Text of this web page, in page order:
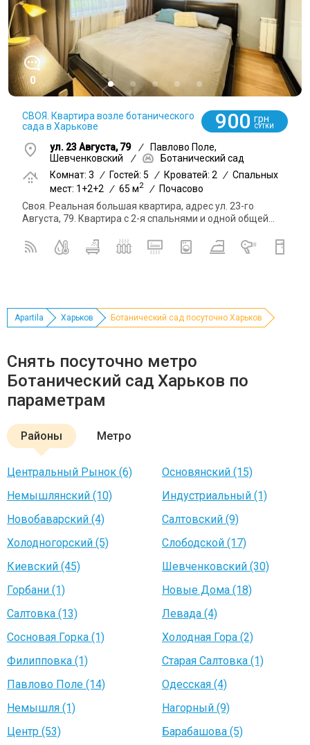
0
СВОЯ. Квартира возле ботанического
сада в Харькове
900 грн
СУТКИ
ул. 23 Августа, 79 /
Павлово Поле,
Шевченковский
/
Ботанический сад
Комнат: 3
/ Гостей: 5 / Кроватей: 2 / Спальных
мест: 1+2+2
/ 65 м2 /
Почасово
Своя. Реальная большая квартира, адрес ул. 23-го
Августа, 79. Квартира с 2-я спальнями и одной общей...
Apartila Харьков Ботанический сад посуточно Харьков
Снять посуточно метро
Ботанический сад Харьков по
параметрам
Районы Метро
Центральный Рынок (6)
Основянский (15)
Немышлянский (10)
Индустриальный (1)
Новобаварский (4)
Салтовский (9)
Холодногорский (5)
Слободской (17)
Киевский (45)
Шевченковский (30)
Горбани (1)
Новые Дома (18)
Салтовка (13)
Левада (4)
Сосновая Горка (1)
Холодная Гора (2)
Филипповка (1)
Старая Салтовка (1)
Павлово Поле (14)
Одесская (4)
Немышля (1)
Нагорный (9)
Центр (53)
Барабашова (5)